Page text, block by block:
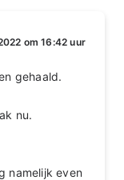
om 16:42 uur
gehaald.
nu.
namelijk even